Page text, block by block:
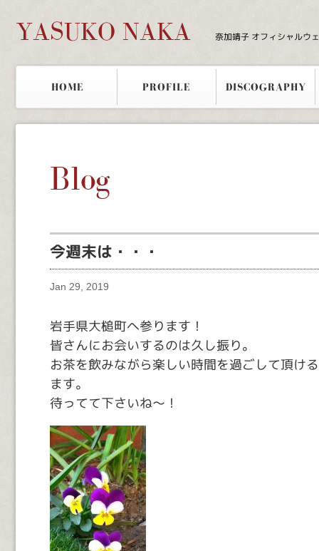
YASUKO NAKA 奈加靖子 オフィシャルウ
HOME PROFILE DISCOGRAPHY
Blog
今週末は・・・
Jan 29, 2019
岩手県大槌町へ参ります！
皆さんにお会いするのは久し振り。
お茶を飲みながら楽しい時間を過ごして頂け
ます。
待ってて下さいね～！